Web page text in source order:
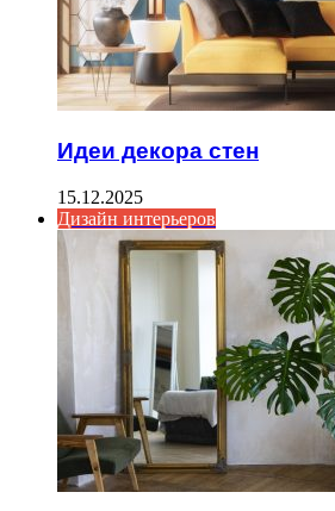
Идеи декора стен
15.12.2025
Дизайн интерьеров